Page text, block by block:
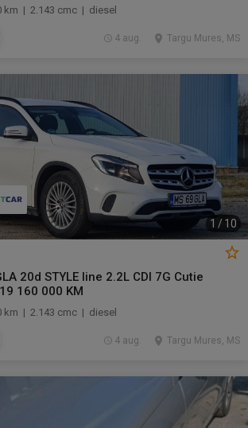
km | 2.143 cmc | diesel
Targu Mures, MS
4 aug.
1 / 10
20d STYLE line 2.2L CDI 7G Cutie
160 000 KM
km | 2.143 cmc | diesel
Targu Mures, MS
4 aug.